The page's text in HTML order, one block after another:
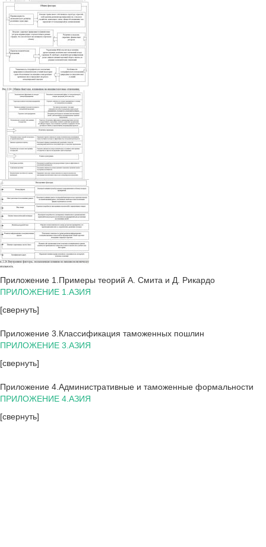
Приложение 1.Примеры теорий А. Смита и Д. Рикардо
ПРИЛОЖЕНИЕ 1.АЗИЯ
[свернуть]
Приложение 3.Классификация таможенных пошлин
ПРИЛОЖЕНИЕ 3.АЗИЯ
[свернуть]
Приложение 4.Административные и таможенные формальности
ПРИЛОЖЕНИЕ 4.АЗИЯ
[свернуть]